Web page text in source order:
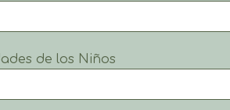
de los Niños